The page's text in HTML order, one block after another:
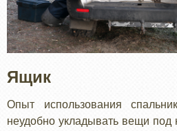
Ящик
Опыт использования
неудобно укладывать вещи под